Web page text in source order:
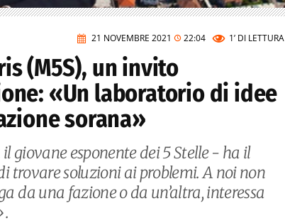
21 NOVEMBRE 2021 22:04 1’ DI LETTURA
(M5S), un invito
«Un laboratorio di idee
sorana»
giovane esponente dei 5 Stelle - ha il
trovare soluzioni ai problemi. A noi non
da una fazione o da un’altra, interessa